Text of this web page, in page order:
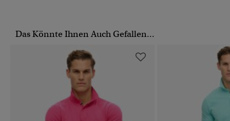
Das Könnte Ihnen Auch Gefallen...